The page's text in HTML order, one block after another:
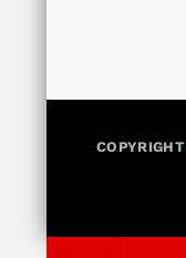
COPYRIGHT